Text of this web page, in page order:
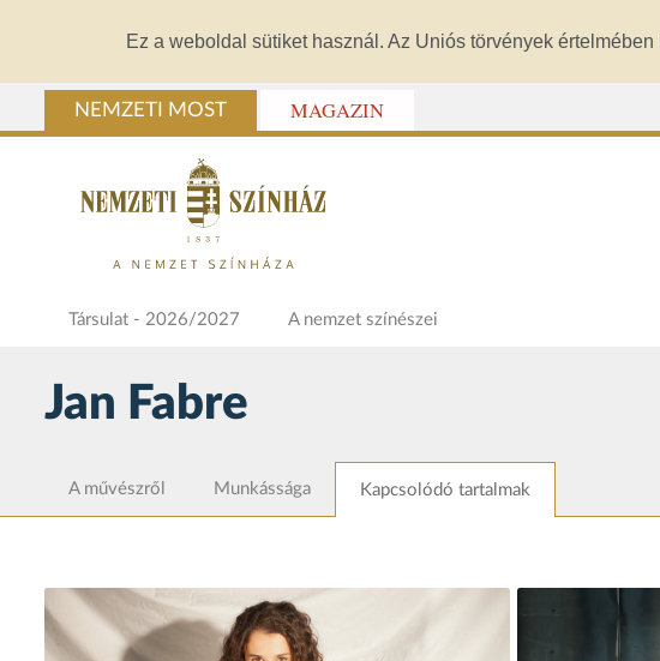
Ez a weboldal sütiket használ. Az Uniós törvények
NEMZETI MOST MAGAZIN
Társulat - 2026/2027 A nemzet színészei
Jan Fabre
A művészről Munkássága Kapcsolódó tartalmak